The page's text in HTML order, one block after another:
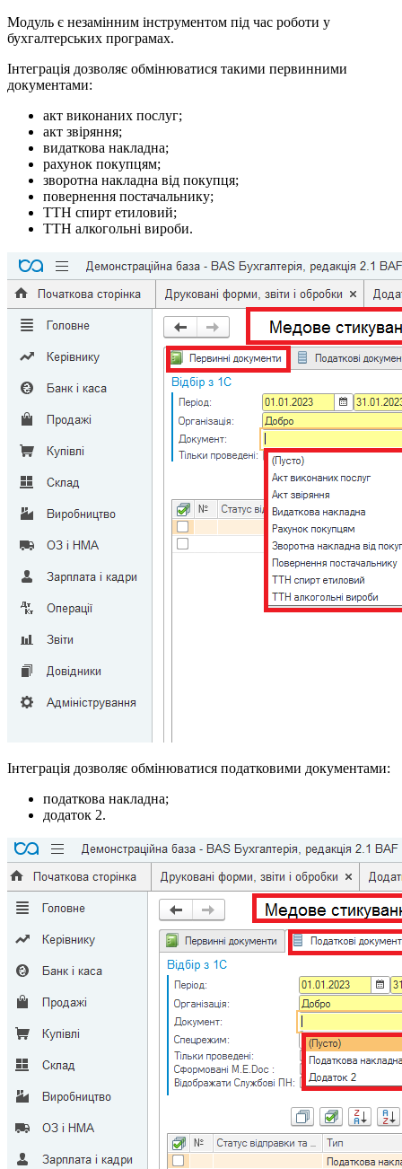
Модуль є незамінним інструментом під час роботи у
бухгалтерських програмах.
Інтеграція дозволяє обмінюватися такими первинними
документами:
акт виконаних послуг;
акт звіряння;
видаткова накладна;
рахунок покупцям;
зворотна накладна від покупця;
повернення постачальнику;
ТТН спирт етиловий;
ТТН алкогольні вироби.
Інтеграція дозволяє обмінюватися податковими документами:
податкова накладна;
додаток 2.